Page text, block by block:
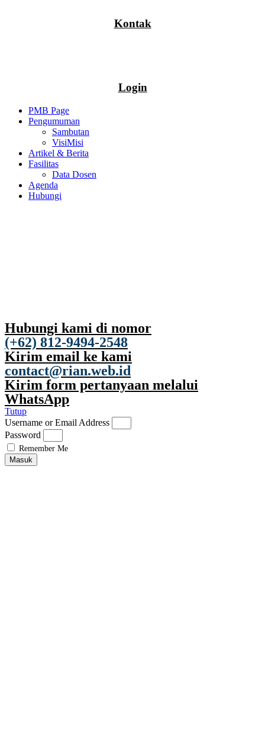
Kontak
Login
PMB Page
Pengumuman
Sambutan
VisiMisi
Artikel & Berita
Fasilitas
Data Dosen
Agenda
Hubungi
Hubungi kami di nomor
(+62) 812-9494-2548
Kirim email ke kami
contact@rian.web.id
Kirim form pertanyaan melalui
WhatsApp
Tutup
Username or Email Address
Password
Remember Me
Masuk